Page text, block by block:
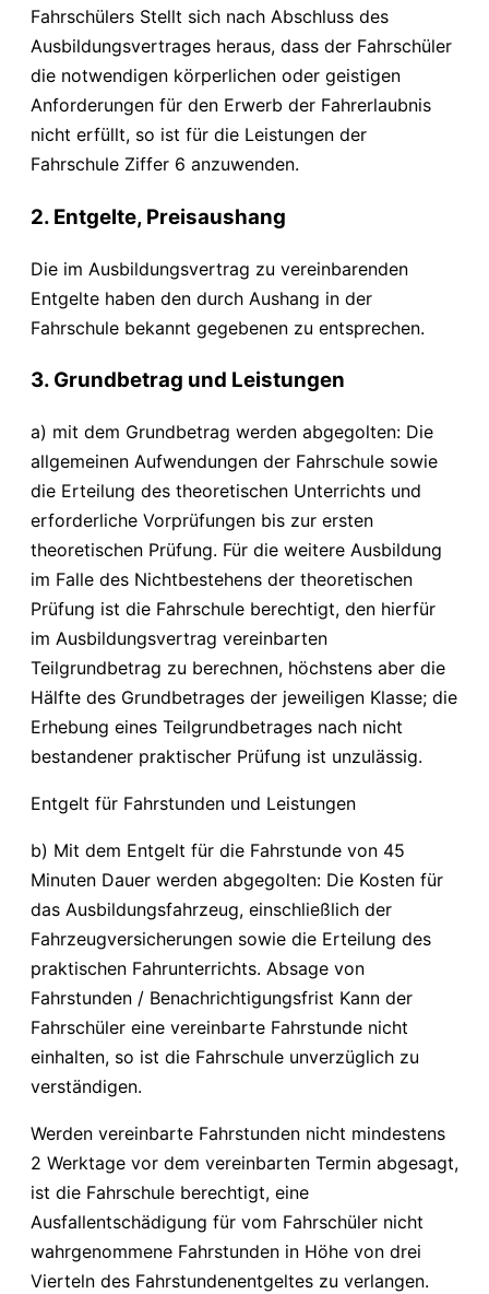
Fahrschülers Stellt sich nach Abschluss des
Ausbildungsvertrages heraus, dass der Fahrschüler
die notwendigen körperlichen oder geistigen
Anforderungen für den Erwerb der Fahrerlaubnis
nicht erfüllt, so ist für die Leistungen der
Fahrschule Ziffer 6 anzuwenden.
2. Entgelte, Preisaushang
Die im Ausbildungsvertrag zu vereinbarenden
Entgelte haben den durch Aushang in der
Fahrschule bekannt gegebenen zu entsprechen.
3. Grundbetrag und Leistungen
a) mit dem Grundbetrag werden abgegolten: Die
allgemeinen Aufwendungen der Fahrschule sowie
die Erteilung des theoretischen Unterrichts und
erforderliche Vorprüfungen bis zur ersten
theoretischen Prüfung. Für die weitere Ausbildung
im Falle des Nichtbestehens der theoretischen
Prüfung ist die Fahrschule berechtigt, den hierfür
im Ausbildungsvertrag vereinbarten
Teilgrundbetrag zu berechnen, höchstens aber die
Hälfte des Grundbetrages der jeweiligen Klasse; die
Erhebung eines Teilgrundbetrages nach nicht
bestandener praktischer Prüfung ist unzulässig.
Entgelt für Fahrstunden und Leistungen
b) Mit dem Entgelt für die Fahrstunde von 45
Minuten Dauer werden abgegolten: Die Kosten für
das Ausbildungsfahrzeug, einschließlich der
Fahrzeugversicherungen sowie die Erteilung des
praktischen Fahrunterrichts. Absage von
Fahrstunden / Benachrichtigungsfrist Kann der
Fahrschüler eine vereinbarte Fahrstunde nicht
einhalten, so ist die Fahrschule unverzüglich zu
verständigen.
Werden vereinbarte Fahrstunden nicht mindestens
2 Werktage vor dem vereinbarten Termin abgesagt,
ist die Fahrschule berechtigt, eine
Ausfallentschädigung für vom Fahrschüler nicht
wahrgenommene Fahrstunden in Höhe von drei
Vierteln des Fahrstundenentgeltes zu verlangen.